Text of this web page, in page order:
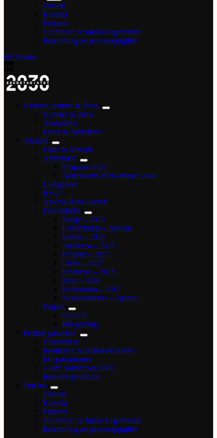
Om oss
Kontakt
Partners
Till minne av Jakob Lagercrantz
Behandling av personuppgifter
Bli Partner
Nyheter, artiklar & Press
Nyheter & Press
Analysbrev
Event & Aktiviteter
Aktuellt
Fakta & Statistik
Almedalen
Program 2026
Almedalens 2030-mingel 2026
Laddguldet
HVO
Always Rent Electric
Fokusländer
Norge – 2025
Luxemburgs – Special
Indien – 2024
Sydkorea – 2023
Finland – 2022
Chile – 2020
Frankrike – 2019
Kina – 2018
Kalifornien – 2017
Nederländerna – Special
Projekt
SEALS
Blå genväg
Politisk påverkan
Valmanifest
Remissvar & Nationell politik
EU-parlamentet
Guide valrörelsen 2026
Beteendepraktikan
Om oss
Om oss
Kontakt
Partners
Till minne av Jakob Lagercrantz
Behandling av personuppgifter